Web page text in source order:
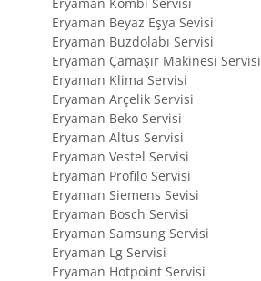
Eryaman Beyaz Eşya Sevisi
Eryaman Buzdolabı Servisi
Eryaman Çamaşır Makinesi Servisi
Eryaman Klima Servisi
Eryaman Arçelik Servisi
Eryaman Beko Servisi
Eryaman Altus Servisi
Eryaman Vestel Servisi
Eryaman Profilo Servisi
Eryaman Siemens Sevisi
Eryaman Bosch Servisi
Eryaman Samsung Servisi
Eryaman Lg Servisi
Eryaman Hotpoint Servisi